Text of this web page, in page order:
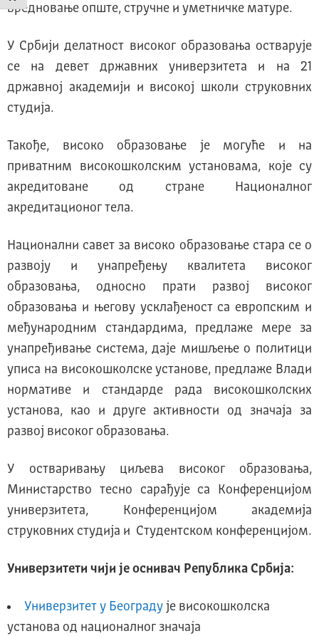
вредновање опште, стручне и уметничке матуре.
У Србији делатност високог образовања остварује
се на девет државних универзитета и на 21
државној академији и високој школи струковних
студија.
Такође, високо образовање је могуће и на
приватним високошколским установама, које су
акредитоване од стране Националног
акредитационог тела.
Национални савет за високо образовање стара се о
развоју и унапређењу квалитета високог
образовања, односно прати развој високог
образовања и његову усклађеност са европским и
међународним стандардима, предлаже мере за
унапређивање система, даје мишљење о политици
уписа на високошколске установе, предлаже Влади
нормативе и стандарде рада високошколских
установа, као и друге активности од значаја за
развој високог образовања.
У остваривању циљева високог образовања,
Министарство тесно сарађује са Конференцијом
универзитета, Конференцијом академија
струковних студија и Студентском конференцијом.
Универзитети чији је оснивач Република Србија:
Универзитет у Београду је високошколска
установа од националног значаја